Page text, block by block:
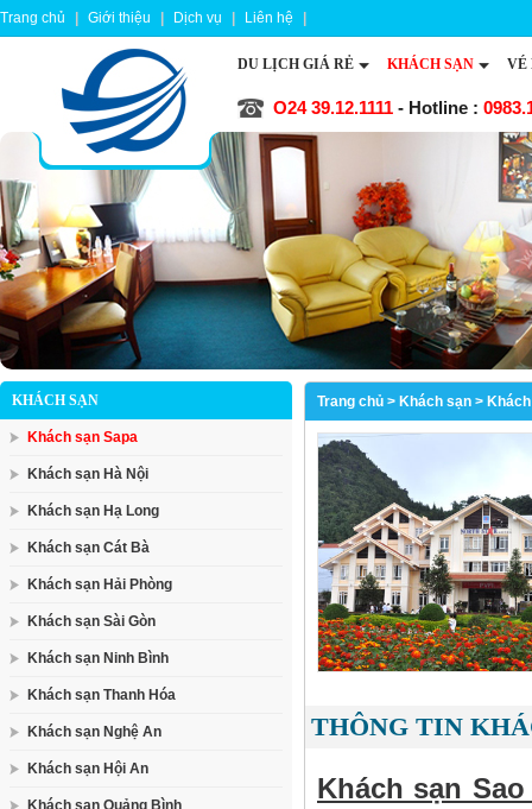
DU LỊCH GIÁ RẺ KHÁCH SẠN VÉ
O24 39.12.1111 - Hotline :
KHÁCH SẠN
Khách sạn Sapa
Khách sạn Hà Nội
Khách sạn Hạ Long
Khách sạn Cát Bà
Khách sạn Hải Phòng
Khách sạn Sài Gòn
Khách sạn Ninh Bình
Khách sạn Thanh Hóa
Khách sạn Nghệ An
Khách sạn Hội An
Khách sạn Quảng Bình
Trang chủ > Khách sạn >
THÔNG TIN
Khách sạn
Trang chủ Giới thiệu Dịch vụ Liên hệ